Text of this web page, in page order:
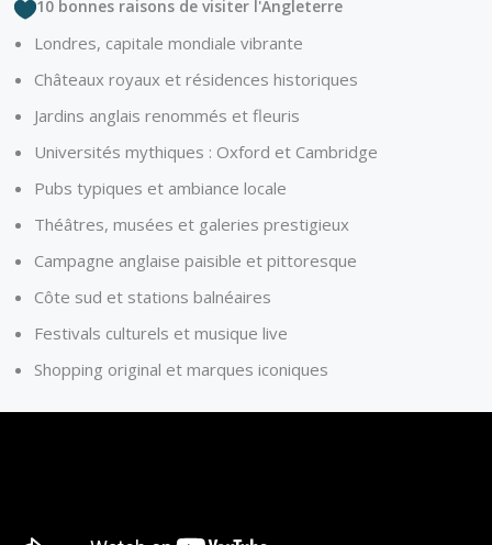
10 bonnes raisons de visiter l'Angleterre
Londres, capitale mondiale vibrante
Châteaux royaux et résidences historiques
Jardins anglais renommés et fleuris
Universités mythiques : Oxford et Cambridge
Pubs typiques et ambiance locale
Théâtres, musées et galeries prestigieux
Campagne anglaise paisible et pittoresque
Côte sud et stations balnéaires
Festivals culturels et musique live
Shopping original et marques iconiques